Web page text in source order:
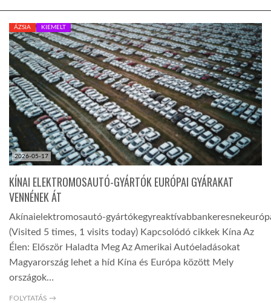
KÖZEL-KELET
AUSZTRÁLIA
A VILÁG ITTHON
GLOBOTV BP
2026-05-17
ÁZSIA KIEMELT
KÍNAI ELEKTROMOSAUTÓ-GYÁRTÓK EURÓPAI GYÁRAKAT
VENNÉNEK ÁT
Akínaielek t r o m o s a u t ó - g y á r t ó k e g y r e a k t í v a b b a n k e r e s n e k e u r ó p a i
(Visited 5 times, 1 visits today) Kapcsolódó cikkek Kína Az
Élen: Először Haladta Meg Az Amerikai Autóeladásokat
Magyarország lehet a híd Kína és Európa között Mely
országok…
FOLYTATÁS →